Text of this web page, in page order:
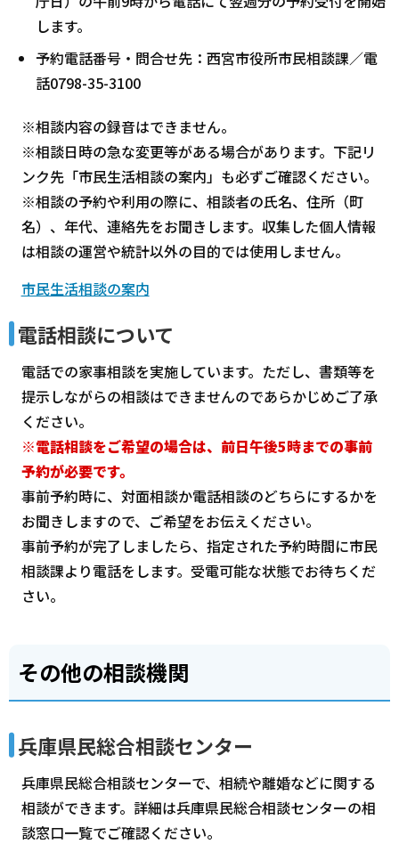
します。
予約電話番号・問合せ先：西宮市役所市民相談課／電
話0798-35-3100
※相談内容の録音はできません。
※相談日時の急な変更等がある場合があります。下記リ
ンク先「市民生活相談の案内」も必ずご確認ください。
※相談の予約や利用の際に、相談者の氏名、住所（町
名）、年代、連絡先をお聞きします。収集した個人情報
は相談の運営や統計以外の目的では使用しません。
市民生活相談の案内
電話相談について
電話での家事相談を実施しています。ただし、書類等を
提示しながらの相談はできませんのであらかじめご了承
ください。
※電話相談をご希望の場合は、前日午後5時までの事前
予約が必要です。
事前予約時に、対面相談か電話相談のどちらにするかを
お聞きしますので、ご希望をお伝えください。
事前予約が完了しましたら、指定された予約時間に市民
相談課より電話をします。受電可能な状態でお待ちくだ
さい。
その他の相談機関
兵庫県民総合相談センター
兵庫県民総合相談センターで、相続や離婚などに関する
相談ができます。詳細は兵庫県民総合相談センターの相
談窓口一覧でご確認ください。